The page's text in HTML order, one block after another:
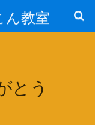
ん教室
とう